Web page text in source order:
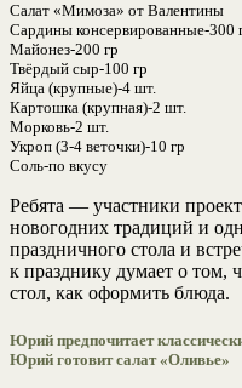
Салат «Мимоза» от Валентины
Сардины консервированные-300
Майонез-200 гр
Твёрдый сыр-100 гр
Яйца (крупные)-4 шт.
Картошка (крупная)-2 шт.
Морковь-2 шт.
Укроп (3-4 веточки)-10 гр
Соль-по вкусу
Ребята — участники
новогодних традиций и
праздничного стола и
к празднику думает о том,
стол, как оформить блюда.
Юрий предпочитает
Юрий готовит салат «Оливье»